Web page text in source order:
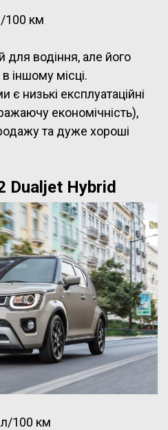
100 км
для водіння, але його
іншому місці.
низькі експлуатаційні
економічність),
та дуже хороші
Dualjet Hybrid
л/100 км